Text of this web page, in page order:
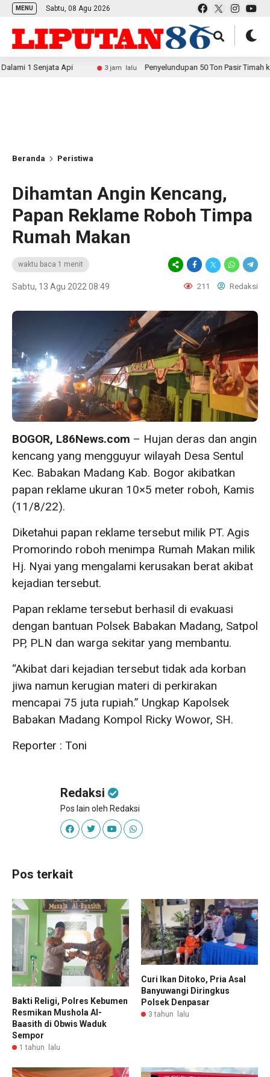
MENU Sabtu, 08 Agu 2026
Api 3 jam lalu Penyelundupan 50 Ton Pasir Timah ke
Beranda Peristiwa
Dihamtan Angin Kencang,
Papan Reklame Roboh Timpa
Rumah Makan
waktu baca 1 menit
Sabtu, 13 Agu 2022 08:49 211 Redaksi
BOGOR, L86News.com – Hujan deras dan angin
kencang yang mengguyur wilayah Desa Sentul
Kec. Babakan Madang Kab. Bogor akibatkan
papan reklame ukuran 10×5 meter roboh, Kamis
(11/8/22).
Diketahui papan reklame tersebut milik PT. Agis
Promorindo roboh menimpa Rumah Makan milik
Hj. Nyai yang mengalami kerusakan berat akibat
kejadian tersebut.
Papan reklame tersebut berhasil di evakuasi
dengan bantuan Polsek Babakan Madang, Satpol
PP, PLN dan warga sekitar yang membantu.
“Akibat dari kejadian tersebut tidak ada korban
jiwa namun kerugian materi di perkirakan
mencapai 75 juta rupiah.” Ungkap Kapolsek
Babakan Madang Kompol Ricky Wowor, SH.
Reporter : Toni
Redaksi
Pos lain oleh Redaksi
Pos terkait
Bakti Religi, Polres Kebumen
Resmikan Mushola Al-
Baasith di Obwis Waduk
Sempor
1 tahun lalu
Curi Ikan Ditoko, Pria Asal
Banyuwangi Diringkus
Polsek Denpasar
3 tahun lalu